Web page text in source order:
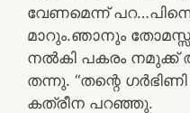
വേണമെന്ന്
മാറും.ഞാനും
നൽകി പകരം
തന്നു. “തന്റെ
കത്രീന പറഞ്ഞു.